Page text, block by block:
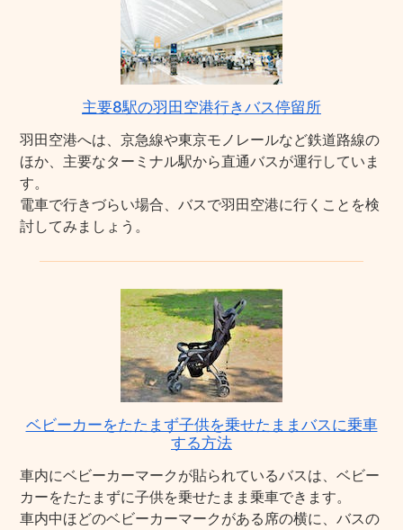
主要8駅の羽田空港行きバス停留所
羽田空港へは、京急線や東京モノレールなど鉄道路線の
ほか、主要なターミナル駅から直通バスが運行していま
す。
電車で行きづらい場合、バスで羽田空港に行くことを検
討してみましょう。
ベビーカーをたたまず子供を乗せたままバスに乗車
する方法
車内にベビーカーマークが貼られているバスは、ベビー
カーをたたまずに子供を乗せたまま乗車できます。
車内中ほどのベビーカーマークがある席の横に、バスの